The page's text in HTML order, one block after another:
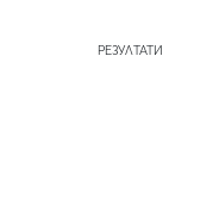
РЕЗУЛТАТИ